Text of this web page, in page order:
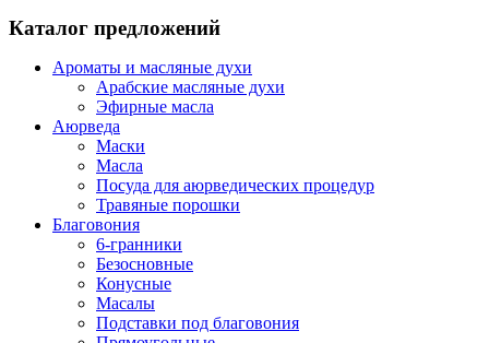
Каталог предложений
Ароматы и масляные духи
Арабские масляные духи
Эфирные масла
Аюрведа
Маски
Масла
Посуда для аюрведических процедур
Травяные порошки
Благовония
6-гранники
Безосновные
Конусные
Масалы
Подставки под благовония